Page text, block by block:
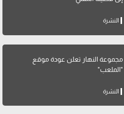
النشرة
مجموعة النهار تعلن عودة موقع
"الملعب"
النشرة